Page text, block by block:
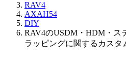
RAV4
AXAH54
DIY
RAV4のUSDM・HDM・ス
ラッピングに関するカスタ